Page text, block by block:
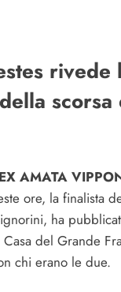
rivede
AMATA
ore, la finalista
ha
del Grande
chi erano le due.